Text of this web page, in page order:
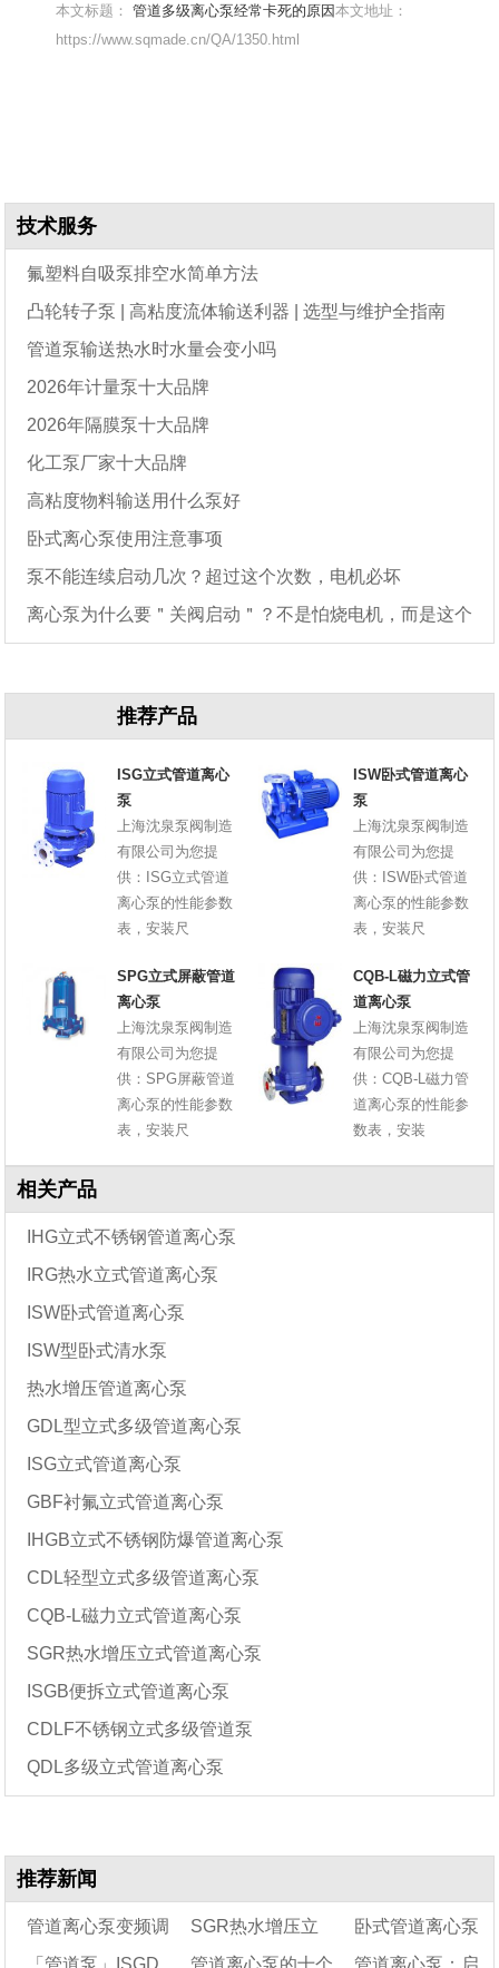
本文标题：管道多级离心泵经常卡死的原因本文地址：
https://www.sqmade.cn/QA/1350.html
技术服务
氟塑料自吸泵排空水简单方法
凸轮转子泵 | 高粘度流体输送利器 | 选型与维护全指南
管道泵输送热水时水量会变小吗
2026年计量泵十大品牌
2026年隔膜泵十大品牌
化工泵厂家十大品牌
高粘度物料输送用什么泵好
卧式离心泵使用注意事项
泵不能连续启动几次？超过这个次数，电机必坏
离心泵为什么要＂关阀启动＂？不是怕烧电机，而是这个
推荐产品
ISG立式管道离心
泵
上海沈泉泵阀制造
有限公司为您提
供：ISG立式管道
离心泵的性能参数
表，安装尺
ISW卧式管道离心
泵
上海沈泉泵阀制造
有限公司为您提
供：ISW卧式管道
离心泵的性能参数
表，安装尺
SPG立式屏蔽管道
离心泵
上海沈泉泵阀制造
有限公司为您提
供：SPG屏蔽管道
离心泵的性能参数
表，安装尺
CQB-L磁力立式管
道离心泵
上海沈泉泵阀制造
有限公司为您提
供：CQB-L磁力管
道离心泵的性能参
数表，安装
相关产品
IHG立式不锈钢管道离心泵
IRG热水立式管道离心泵
ISW卧式管道离心泵
ISW型卧式清水泵
热水增压管道离心泵
GDL型立式多级管道离心泵
ISG立式管道离心泵
GBF衬氟立式管道离心泵
IHGB立式不锈钢防爆管道离心泵
CDL轻型立式多级管道离心泵
CQB-L磁力立式管道离心泵
SGR热水增压立式管道离心泵
ISGB便拆立式管道离心泵
CDLF不锈钢立式多级管道泵
QDL多级立式管道离心泵
推荐新闻
管道离心泵变频调 SGR热水增压立 卧式管道离心泵
「管道泵」ISGD 管道离心泵的十个 管道离心泵：启